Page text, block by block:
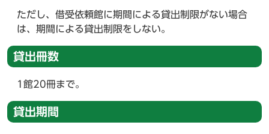
ただし、借受依頼館に期間による貸出制限がない場合
は、期間による貸出制限をしない。
貸出冊数
1館20冊まで。
貸出期間